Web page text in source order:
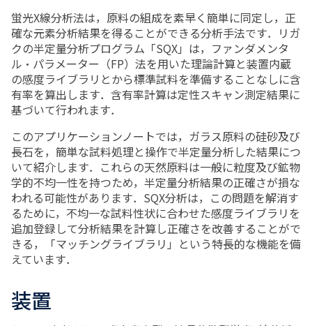
蛍光X線分析法は，原料の組成を素早く簡単に同定し，正
確な元素分析結果を得ることができる分析手法です．リガ
クの半定量分析プログラム「SQX」は，ファンダメンタ
ル・パラメーター（FP）法を用いた理論計算と装置内蔵
の感度ライブラリとから標準試料を準備することなしに含
有率を算出します．含有率計算は定性スキャン測定結果に
基づいて行われます．
このアプリケーションノートでは，ガラス原料の硅砂及び
長石を，簡単な試料処理と操作で半定量分析した結果につ
いて紹介します．これらの天然原料は一般に粒度及び鉱物
学的不均一性を持つため，半定量分析結果の正確さが損な
われる可能性があります．SQX分析は，この問題を解消す
るために，不均一な試料性状に合わせた感度ライブラリを
追加登録して分析結果を計算し正確さを改善することがで
きる，「マッチングライブラリ」という特長的な機能を備
えています．
装置